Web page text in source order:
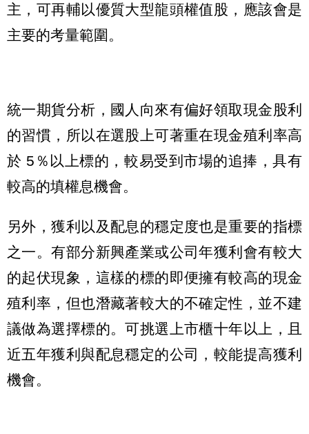
主，可再輔以優質大型龍頭權值股，應該會是
主要的考量範圍。
統一期貨分析，國人向來有偏好領取現金股利
的習慣，所以在選股上可著重在現金殖利率高
於 5％以上標的，較易受到市場的追捧，具有
較高的填權息機會。
另外，獲利以及配息的穩定度也是重要的指標
之一。有部分新興產業或公司年獲利會有較大
的起伏現象，這樣的標的即便擁有較高的現金
殖利率，但也潛藏著較大的不確定性，並不建
議做為選擇標的。可挑選上市櫃十年以上，且
近五年獲利與配息穩定的公司，較能提高獲利
機會。